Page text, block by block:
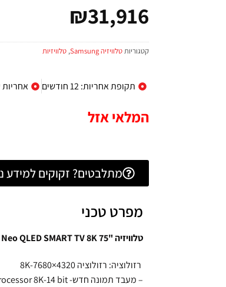
₪31,916
קטגוריותטלוויזיה Samsung ,טלוויזיות
תקופת אחריות: 12 חודשים אחריות
המלאי אזל
מתלבטים? זקוקים למידע
מפרט טכני
טלוויזיה "75 Neo QLED SMART TV 8K דגם QE75QN900B סמסונג SAMSUNG
רזולוציה: רזולוציה 8K-7680×4320
– מעבד תמונה חדש- Neural Quantum Processor 8K-14 bit